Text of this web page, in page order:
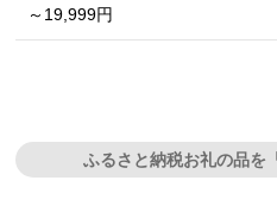
～19,999円
ふるさと納税お礼の品を